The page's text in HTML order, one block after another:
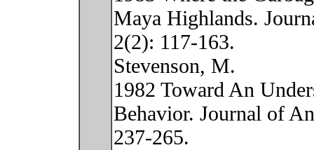
Maya Highlands.
2(2): 117-163.
Stevenson, M.
1982 Toward An
Behavior. Journal of
237-265.